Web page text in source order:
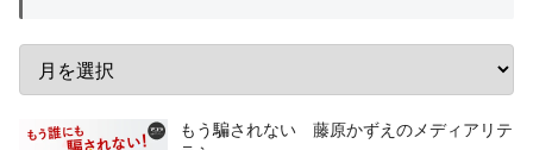
もう騙されない 藤原かずえのメディアリテ